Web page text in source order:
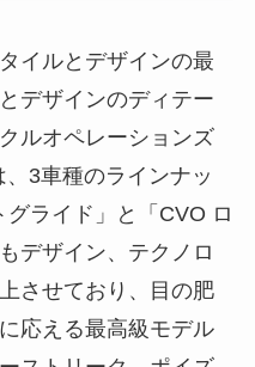
イルとデザインの最
デザインのディテー
ルオペレーションズ
3車種のラインナッ
ライド」と「CVO ロ
デザイン、テクノロ
させており、目の肥
応える最高級モデル